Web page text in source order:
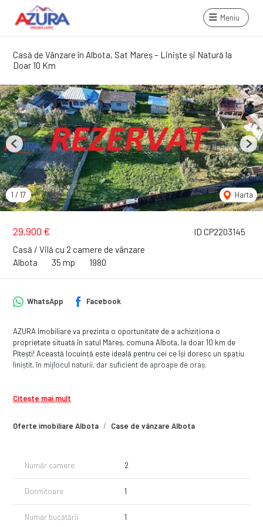
Meniu
Casă de Vânzare în Albota, Sat Mareș – Liniște și Natură la
Doar 10 Km
ID CP2203145
29,900 €
Casă / Vilă cu 2 camere de vânzare
Albota
35 mp 1980
1 / 17 Harta
Previous Next
Oferte imobiliare Albota Case de vânzare Albota
WhatsApp Facebook
AZURA Imobiliare va prezinta o oportunitate de a achiziționa o
proprietate situată în satul Măreș, comuna Albota, la doar 10 km de
Pitești! Această locuință este ideală pentru cei ce își doresc un spațiu
liniștit, în mijlocul naturii, dar suficient de aproape de oraș.
Casă locuibilă – 2 camere confortabile, perfectă pentru a fi
Magazie spațioasă – pentru depozitare sau diverse activități
ideală pentru amenajarea unui loc de relaxare sau grădină.
rapidă la un stil de viață modern.
Accesibilitate: doar 10 km de Pitești, oferind atât liniște rurală, cât și
acces rapid la facilitățile urbane.
Citește mai mult
Număr camere 2
Dormitoare 1
Număr bucătării 1